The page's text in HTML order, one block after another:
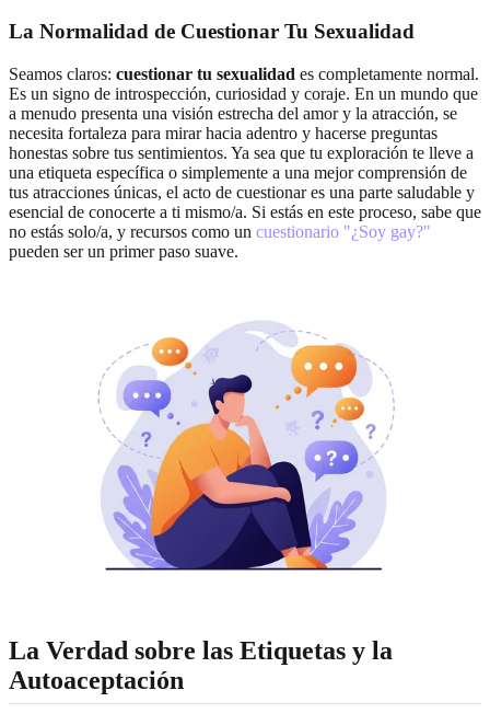
La Normalidad de Cuestionar Tu Sexualidad
Seamos claros: cuestionar tu sexualidad es completamente normal.
Es un signo de introspección, curiosidad y coraje. En un mundo que
a menudo presenta una visión estrecha del amor y la atracción, se
necesita fortaleza para mirar hacia adentro y hacerse preguntas
honestas sobre tus sentimientos. Ya sea que tu exploración te lleve a
una etiqueta específica o simplemente a una mejor comprensión de
tus atracciones únicas, el acto de cuestionar es una parte saludable y
esencial de conocerte a ti mismo/a. Si estás en este proceso, sabe que
no estás solo/a, y recursos como un cuestionario "¿Soy gay?"
pueden ser un primer paso suave.
La Verdad sobre las Etiquetas y la
Autoaceptación